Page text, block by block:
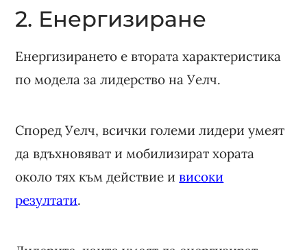
2. Енергизиране
Енергизирането е втората характеристика
по модела за лидерство на Уелч.
Според Уелч, всички големи лидери умеят
да вдъхновяват и мобилизират хората
около тях към действие и високи
резултати.